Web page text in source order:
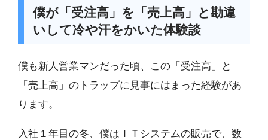
僕が「受注高」を「売上高」と勘違
いして冷や汗をかいた体験談
僕も新人営業マンだった頃、この「受注高」と
「売上高」のトラップに見事にはまった経験があ
ります。
入社１年目の冬、僕はＩＴシステムの販売で、数